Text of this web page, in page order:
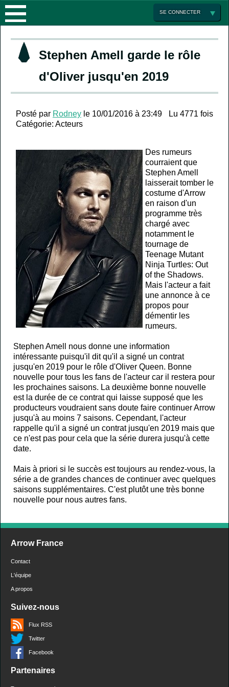
SE CONNECTER
ACTUALITÉS
LES
SAISONS
1
LA
LISTE
MULTIMEDIA
JEUX
PARTENAIRES
EQUIPE
CONTACT
PROPOS
Stephen Amell garde le rôle
d'Oliver jusqu'en 2019
Lu 4771 fois
Posté par Rodney le 10/01/2016 à 23:49
Catégorie: Acteurs
Des rumeurs
courraient que
Stephen Amell
laisserait tomber le
costume d'Arrow
en raison d'un
programme très
chargé avec
notamment le
tournage de
Teenage Mutant
Ninja Turtles: Out
of the Shadows.
Mais l'acteur a fait
une annonce à ce
propos pour
démentir les
rumeurs.
Stephen Amell nous donne une information
intéressante puisqu'il dit qu'il a signé un contrat
jusqu'en 2019 pour le rôle d'Oliver Queen. Bonne
nouvelle pour tous les fans de l'acteur car il restera pour
les prochaines saisons. La deuxième bonne nouvelle
est la durée de ce contrat qui laisse supposé que les
producteurs voudraient sans doute faire continuer Arrow
jusqu'à au moins 7 saisons. Cependant, l'acteur
rappelle qu'il a signé un contrat jusqu'en 2019 mais que
ce n'est pas pour cela que la série durera jusqu'à cette
date.
Mais à priori si le succès est toujours au rendez-vous, la
série a de grandes chances de continuer avec quelques
saisons supplémentaires. C'est plutôt une très bonne
nouvelle pour nous autres fans.
Arrow France
Contact
L'équipe
A propos
Suivez-nous
Flux RSS
Twitter
Facebook
Partenaires